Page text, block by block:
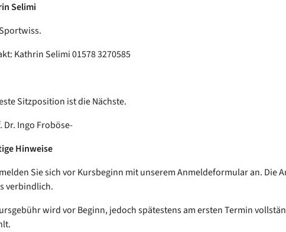
Selimi
Kathrin Selimi 01578 3270585
Sitzposition ist die Nächste.
Dr. Ingo Froböse-
Hinweise
Sie sich vor Kursbeginn mit unserem Anmeldeformular an. Die
verbindlich.
wird vor Beginn, jedoch spätestens am ersten Termin